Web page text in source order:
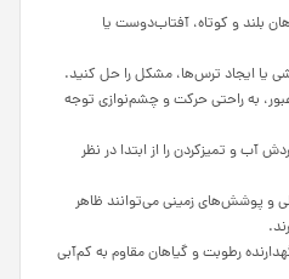
بلند و کوتاه، آفتاب‌دوست یا
یا ایجاد ترس‌ها، مشکل را حل کنید.
به راحتی حرکت و چشم‌نوازی توجه
آب و تمیزکردن را از ابتدا در نظر
و پوشش‌های زمینی می‌توانند ظاهر
رطوبت و گیاهان مقاوم به کم‌آبی